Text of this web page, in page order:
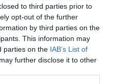
to third parties prior to
opt-out of the further
by third parties on the
This information may
parties on the IAB’s List of
further disclose it to other